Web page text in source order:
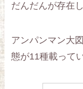
だんだんが存在し
アンパンマン大
態が11種載って